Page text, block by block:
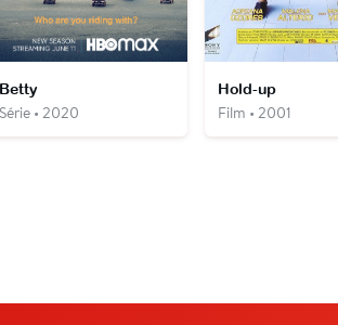
• 2020
Hold-up
Film • 2001